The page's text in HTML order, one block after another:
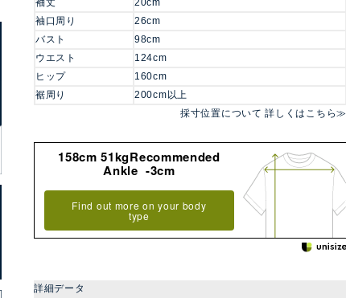
袖丈
20cm
袖口周り
26cm
バスト
98cm
ウエスト
124cm
ヒップ
160cm
裾周り
200cm以上
採寸位置について 詳しくはこちら≫
158cm 51kgRecommended
Ankle -3cm
Find out more on your body
type
詳細データ